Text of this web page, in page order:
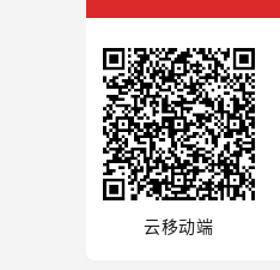
云移动端